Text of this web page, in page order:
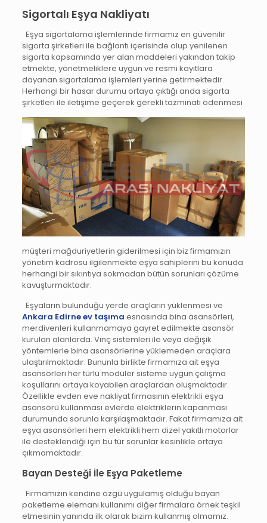
Sigortalı Eşya Nakliyatı
Eşya sigortalama işlemlerinde firmamız en güvenilir
sigorta şirketleri ile bağlantı içerisinde olup yenilenen
sigorta kapsamında yer alan maddeleri yakından takip
etmekte, yönetmeliklere uygun ve resmi kayıtlara
dayanan sigortalama işlemleri yerine getirmektedir.
Herhangi bir hasar durumu ortaya çıktığı anda sigorta
şirketleri ile iletişime geçerek gerekli tazminatı ödenmesi
müşteri mağduriyetlerin giderilmesi için biz firmamızın
yönetim kadrosu ilgilenmekte eşya sahiplerini bu konuda
herhangi bir sıkıntıya sokmadan bütün sorunları çözüme
kavuşturmaktadır.
Eşyaların bulunduğu yerde araçların yüklenmesi ve
Ankara Edirne ev taşıma esnasında bina asansörleri,
merdivenleri kullanmamaya gayret edilmekte asansör
kurulan alanlarda. Vinç sistemleri ile veya değişik
yöntemlerle bina asansörlerine yüklemeden araçlara
ulaştırılmaktadır. Bununla birlikte firmamıza ait eşya
asansörleri her türlü modüler sisteme uygun çalışma
koşullarını ortaya koyabilen araçlardan oluşmaktadır.
Özellikle evden eve nakliyat firmasının elektrikli eşya
asansörü kullanması evlerde elektriklerin kapanması
durumunda sorunla karşılaşmaktadır. Fakat firmamıza ait
eşya asansörleri hem elektrikli hem dizel yakıtlı motorlar
ile desteklendiği için bu tür sorunlar kesinlikle ortaya
çıkmamaktadır.
Bayan Desteği İle Eşya Paketleme
Firmamızın kendine özgü uygulamış olduğu bayan
paketleme elemanı kullanımı diğer firmalara örnek teşkil
etmesinin yanında ilk olarak bizim kullanmış olmamız.